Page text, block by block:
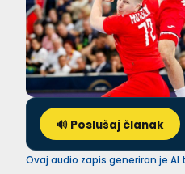
🔊 Poslušaj članak
Ovaj audio zapis generiran je